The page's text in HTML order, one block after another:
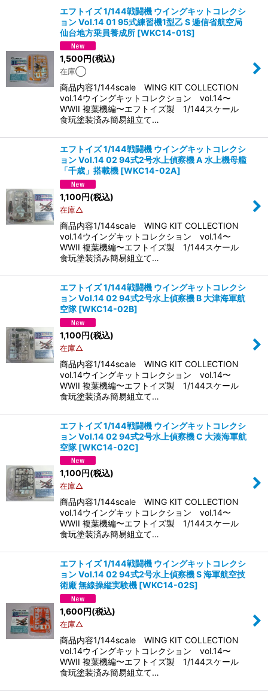
エフトイズ 1/144戦闘機 ウイングキットコレクシ
ョン Vol.14 01 95式練習機1型乙 S 逓信省航空局
仙台地方乗員養成所 [WKC14-01S]
1,500円(税込)
在庫◯
商品内容1/144scale WING KIT COLLECTION
vol.14ウイングキットコレクション vol.14〜
WWII 複葉機編〜エフトイズ製 1/144スケール
食玩塗装済み簡易組立て…
エフトイズ 1/144戦闘機 ウイングキットコレクシ
ョン Vol.14 02 94式2号水上偵察機 A 水上機母艦
「千歳」搭載機 [WKC14-02A]
1,100円(税込)
在庫△
商品内容1/144scale WING KIT COLLECTION
vol.14ウイングキットコレクション vol.14〜
WWII 複葉機編〜エフトイズ製 1/144スケール
食玩塗装済み簡易組立て…
エフトイズ 1/144戦闘機 ウイングキットコレクシ
ョン Vol.14 02 94式2号水上偵察機 B 大津海軍航
空隊 [WKC14-02B]
1,100円(税込)
在庫△
商品内容1/144scale WING KIT COLLECTION
vol.14ウイングキットコレクション vol.14〜
WWII 複葉機編〜エフトイズ製 1/144スケール
食玩塗装済み簡易組立て…
エフトイズ 1/144戦闘機 ウイングキットコレクシ
ョン Vol.14 02 94式2号水上偵察機 C 大湊海軍航
空隊 [WKC14-02C]
1,100円(税込)
在庫△
商品内容1/144scale WING KIT COLLECTION
vol.14ウイングキットコレクション vol.14〜
WWII 複葉機編〜エフトイズ製 1/144スケール
食玩塗装済み簡易組立て…
エフトイズ 1/144戦闘機 ウイングキットコレクシ
ョン Vol.14 02 94式2号水上偵察機 S 海軍航空技
術廠 無線操縦実験機 [WKC14-02S]
1,600円(税込)
在庫△
商品内容1/144scale WING KIT COLLECTION
vol.14ウイングキットコレクション vol.14〜
WWII 複葉機編〜エフトイズ製 1/144スケール
食玩塗装済み簡易組立て…